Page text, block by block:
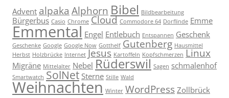
Advent alpaka Alphorn Bibel Bildbearbeitung
Bürgerbus Casio Chrome Cloud Commodore 64 Dorflinde Emme
Emmental Engel Entlebuch Entspannen Geschenk
Geschenke Google Google Now Gotthelf Gutenberg Hausmittel
Herbst Holzbrücke Internet Jesus Kartoffeln Kopfschmerzen Linux
Migräne Mittelalter Nebel Rüderswil Sagen schmalenhof
Smartwatch SolNet Sterne Stille Wald
Weihnachten Winter WordPress Zollbrück